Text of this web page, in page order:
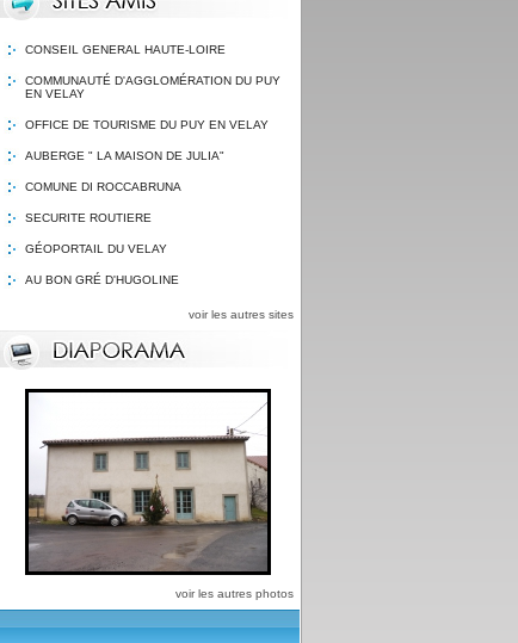
CONSEIL GENERAL HAUTE-LOIRE
COMMUNAUTÉ D'AGGLOMÉRATION DU PUY
EN VELAY
OFFICE DE TOURISME DU PUY EN VELAY
AUBERGE " LA MAISON DE JULIA"
COMUNE DI ROCCABRUNA
SECURITE ROUTIERE
GÉOPORTAIL DU VELAY
AU BON GRÉ D'HUGOLINE
voir les autres sites
voir les autres photos